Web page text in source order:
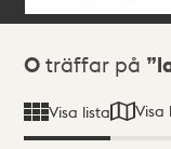
Sökresultat
0 träffar på
Visa lista Visa